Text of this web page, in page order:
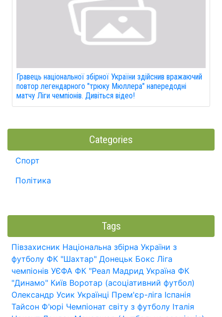
Гравець національної збірної України здійснив вражаючий
повтор легендарного "трюку Мюллера" напередодні
матчу Ліги чемпіонів. Дивіться відео!
Categories
Спорт
Політика
Tags
Півзахисник Національна збірна України з
футболу ФК "Шахтар" Донецьк Бокс Ліга
чемпіонів УЄФА ФК "Реал Мадрид Україна ФК
"Динамо" Київ Воротар (асоціативний футбол)
Олександр Усик Українці Прем'єр-ліга Іспанія
Тайсон Ф'юрі Чемпіонат світу з футболу Італія